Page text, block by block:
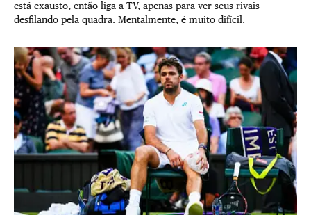
está exausto, então liga a TV, apenas para ver seus rivais
desfilando pela quadra. Mentalmente, é muito difícil.